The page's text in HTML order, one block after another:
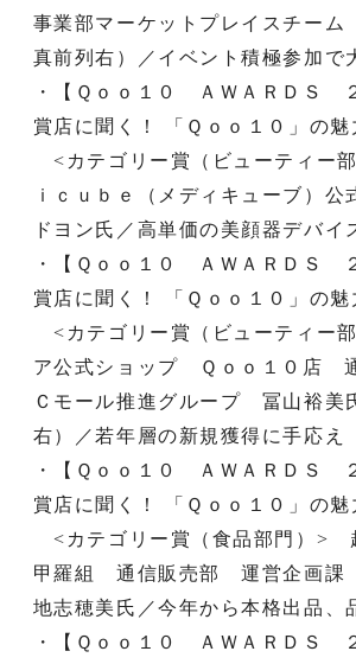
事業部マーケットプレイスチー
真前列右）／イベント積極参加で
・【Ｑｏｏ１０ ＡＷＡＲＤＳ
賞店に聞く！ 「Ｑｏｏ１０」の魅
<カテゴリー賞（ビューティー
ｉｃｕｂｅ（メディキューブ）
ドヨン氏／高単価の美顔器デバイ
・【Ｑｏｏ１０ ＡＷＡＲＤＳ
賞店に聞く！ 「Ｑｏｏ１０」の魅
<カテゴリー賞（ビューティー
ア公式ショップ Ｑｏｏ１０店
Ｃモール推進グループ 冨山裕美
右）／若年層の新規獲得に手応え
・【Ｑｏｏ１０ ＡＷＡＲＤＳ
賞店に聞く！ 「Ｑｏｏ１０」の魅
<カテゴリー賞（食品部門）>
甲羅組 通信販売部 運営企画
地志穂美氏／今年から本格出品、
・【Ｑｏｏ１０ ＡＷＡＲＤＳ